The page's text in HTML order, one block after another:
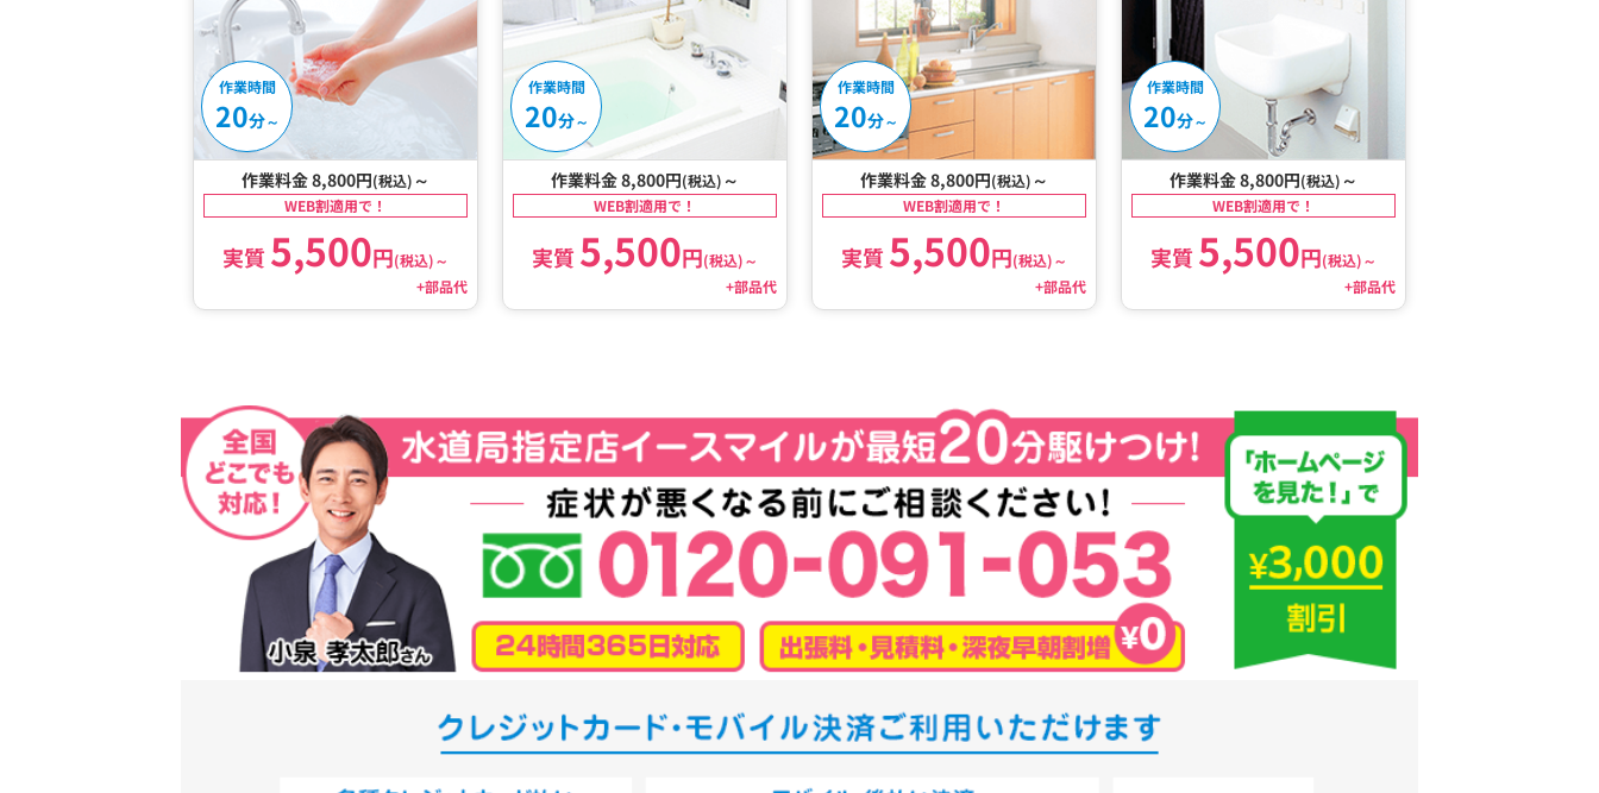
作業時間
20分～
作業料金 8,800円(税込) ～
WEB割適用で！
実質 5,500円(税込)～
+部品代
作業時間
20分～
作業料金 8,800円(税込) ～
WEB割適用で！
実質 5,500円(税込)～
+部品代
作業時間
20分～
作業料金 8,800円(税込) ～
WEB割適用で！
実質 5,500円(税込)～
+部品代
作業時間
20分～
作業料金 8,800円(税込) ～
WEB割適用で！
実質 5,500円(税込)～
+部品代